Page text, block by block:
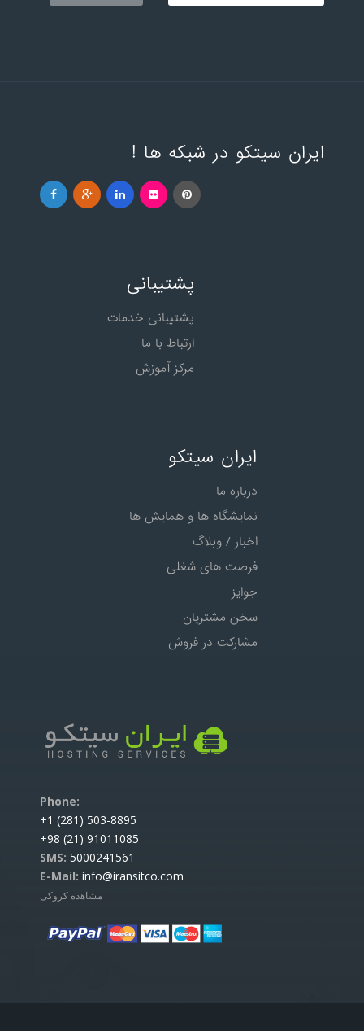
ایران سیتکو در شبکه ها !
پشتیبانی
پشتیبانی خدمات
ارتباط با ما
مرکز آموزش
ایران سیتکو
درباره ما
نمایشگاه ها و همایش ها
اخبار / وبلاگ
فرصت های شغلی
جوایز
سخن مشتریان
مشارکت در فروش
:Phone
503-8895 (281) 1+
91011085 (21) 98+
SMS: 5000241561
E-Mail: info@iransitco.com
مشاهده کروکی